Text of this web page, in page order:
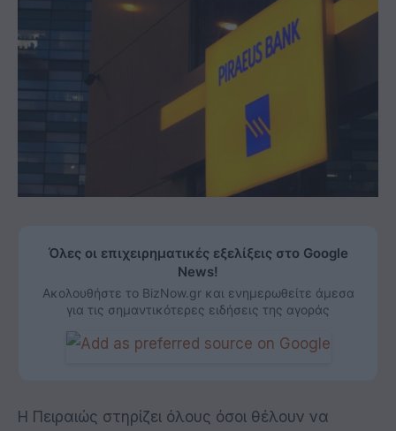
Όλες οι επιχειρηματικές εξελίξεις στο Google
News!
Ακολουθήστε το BizNow.gr και ενημερωθείτε άμεσα
για τις σημαντικότερες ειδήσεις της αγοράς
H Πειραιώς στηρίζει όλους όσοι θέλουν να